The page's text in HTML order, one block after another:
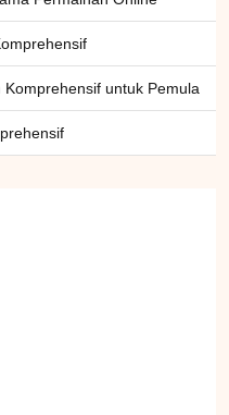
untuk Pemula